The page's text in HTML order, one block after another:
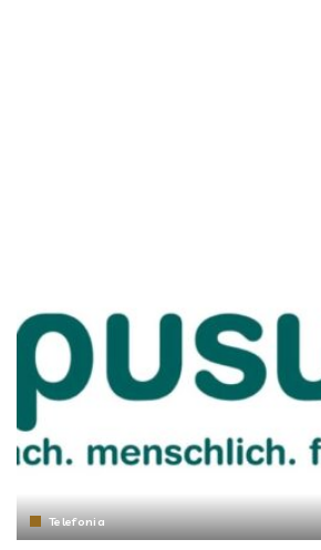
Telefonia